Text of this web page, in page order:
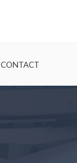
CONTACT